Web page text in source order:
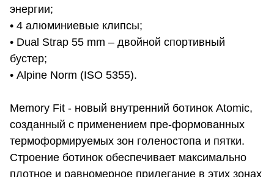
энергии;
• 4 алюминиевые клипсы;
• Dual Strap 55 mm – двойной спортивный
бустер;
• Alpine Norm (ISO 5355).
Memory Fit - новый внутренний ботинок Atomic,
созданный с применением пре-формованных
термоформируемых зон голеностопа и пятки.
Строение ботинок обеспечивает максимально
плотное и равномерное прилегание в этих зонах